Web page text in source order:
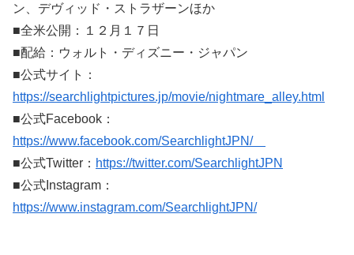
ン、デヴィッド・ストラザーンほか
■全米公開：１２月１７日
■配給：ウォルト・ディズニー・ジャパン
■公式サイト：
https://searchlightpictures.jp/movie/nightmare_alley.html
■公式Facebook：
https://www.facebook.com/SearchlightJPN/
■公式Twitter： https://twitter.com/SearchlightJPN
■公式Instagram：
https://www.instagram.com/SearchlightJPN/